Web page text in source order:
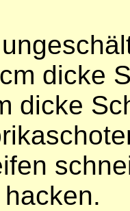
dicke
dicke